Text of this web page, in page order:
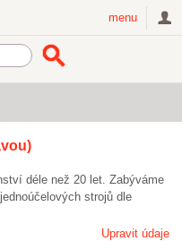
menu
déle než 20 let. Zabýváme
strojů dle
Upravit údaje